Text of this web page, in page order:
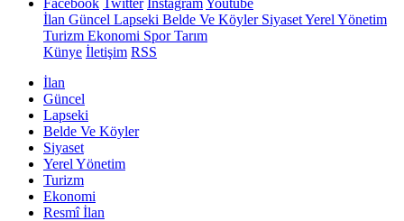
Facebook Twitter InstagramYoutube
İlan Güncel Lapseki Belde Ve KöylerSiyasetYerel Yönetim
Turizm Ekonomi SporTarım
Künye İletişim RSS
İlan
Güncel
Lapseki
Belde Ve Köyler
Siyaset
Yerel Yönetim
Turizm
Ekonomi
Resmî İlan